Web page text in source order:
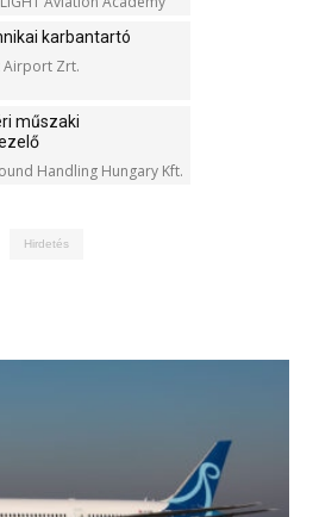
karbantartó
Airport Zrt.
műszaki
Handling Hungary Kft.
Hirdetés